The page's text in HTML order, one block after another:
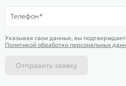
Карта сайта
технологии
Телефон*
Указывая свои данные, вы
Политикой обработки персональных
Отправить заявку